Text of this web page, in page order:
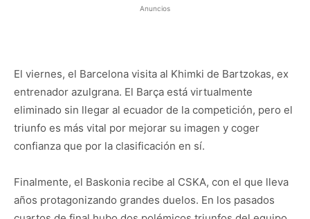
Anuncios
El viernes, el Barcelona visita al Khimki de Bartzokas, ex
entrenador azulgrana. El Barça está virtualmente
eliminado sin llegar al ecuador de la competición, pero el
triunfo es más vital por mejorar su imagen y coger
confianza que por la clasificación en sí.
Finalmente, el Baskonia recibe al CSKA, con el que lleva
años protagonizando grandes duelos. En los pasados